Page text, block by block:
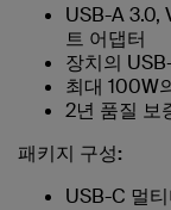
USB-A 3.0,
트 어댑터
장치의
최대 100W
2년 품질 보
패키지 구성:
USB-C 멀